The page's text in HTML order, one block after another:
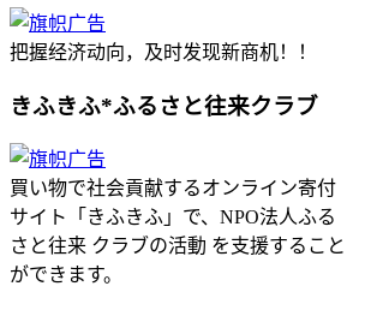
把握经济动向，及时发现新商机！！
きふきふ*ふるさと往来クラブ
買い物で社会貢献するオンライン寄付
サイト「きふきふ」で、NPO法人ふる
さと往来 クラブの活動 を支援すること
ができます。